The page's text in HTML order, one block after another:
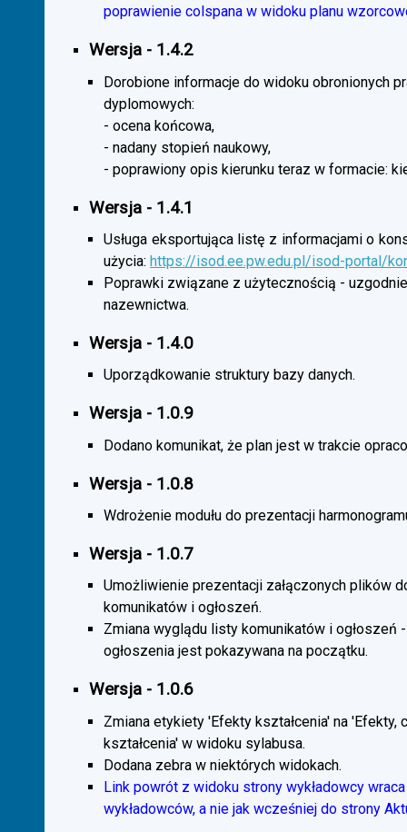
poprawienie colspana w widoku planu
Wersja - 1.4.2
Dorobione informacje do widoku obronionych
dyplomowych:
- ocena końcowa,
- nadany stopień naukowy,
- poprawiony opis kierunku teraz w formacie:
Wersja - 1.4.1
Usługa eksportująca listę z informacjami o
użycia: https://isod.ee.pw.edu.pl/isod-portal/
Poprawki związane z użytecznością -
nazewnictwa.
Wersja - 1.4.0
Uporządkowanie struktury bazy danych.
Wersja - 1.0.9
Dodano komunikat, że plan jest w trakcie
Wersja - 1.0.8
Wdrożenie modułu do prezentacji
Wersja - 1.0.7
Umożliwienie prezentacji załączonych plików
komunikatów i ogłoszeń.
Zmiana wyglądu listy komunikatów i ogłoszeń
ogłoszenia jest pokazywana na początku.
Wersja - 1.0.6
Zmiana etykiety 'Efekty kształcenia' na 'Efekty,
kształcenia' w widoku sylabusa.
Dodana zebra w niektórych widokach.
Link powrót z widoku strony wykładowcy
wykładowców, a nie jak wcześniej do strony